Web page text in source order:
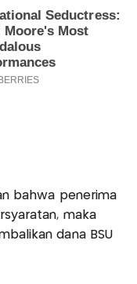
bahwa penerima
maka
dana BSU